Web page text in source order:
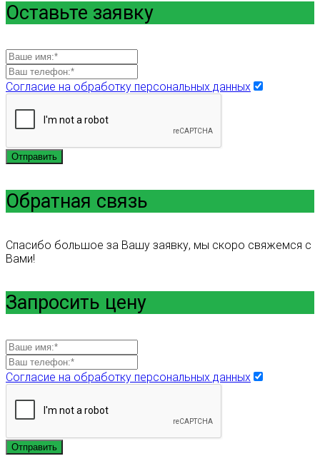
Оставьте заявку
Согласие на обработку персональных данных
Отправить
Обратная связь
Спасибо большое за Вашу заявку, мы скоро свяжемся с
Вами!
Запросить цену
Согласие на обработку персональных данных
Отправить